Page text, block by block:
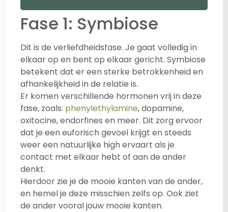
Fase 1: Symbiose
Dit is de verliefdheidsfase. Je gaat volledig in
elkaar op en bent op elkaar gericht. Symbiose
betekent dat er een sterke betrokkenheid en
afhankelijkheid in de relatie is.
Er komen verschillende hormonen vrij in deze
fase, zoals: phenylethylamine, dopamine,
oxitocine, endorfines en meer. Dit zorg ervoor
dat je een euforisch gevoel krijgt en steeds
weer een natuurlijke high ervaart als je
contact met elkaar hebt of aan de ander
denkt.
Hierdoor zie je de mooie kanten van de ander,
en hemel je deze misschien zelfs op. Ook ziet
de ander vooral jouw mooie kanten.